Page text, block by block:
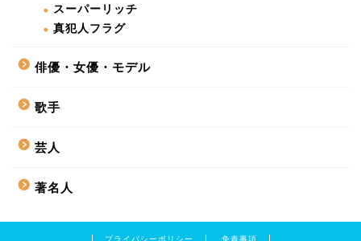
スーパーリッチ
真犯人フラグ
俳優・女優・モデル
歌手
芸人
著名人
プライバシーポリシー 免責事項